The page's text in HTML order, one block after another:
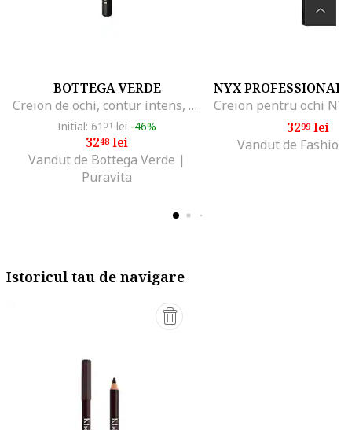
BOTTEGA VERDE
Creion de ochi, contur intens, cu ceara si vitamina E, negru, 8G,, 01
Initial: 61 01 lei -46%
3248 lei
Vandut de Bottega Verde |
Puravita
NYX PROFESSIONAL
3299lei
Vandut de Fashion
Istoricul tau de navigare